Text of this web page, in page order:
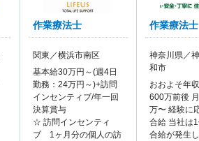
作業療法士
関東／横浜市南区
基本給30万円～(週4日
勤務：24万円～)+訪問
インセンティブ/年一回
決算賞与
☆ 訪問インセンティ
ブ 1ヶ月分の個人の訪
作業療法士
神奈川県／
和市
おおよそ年
600万前後
万〜 経験に
合給 当社は
合給が発生